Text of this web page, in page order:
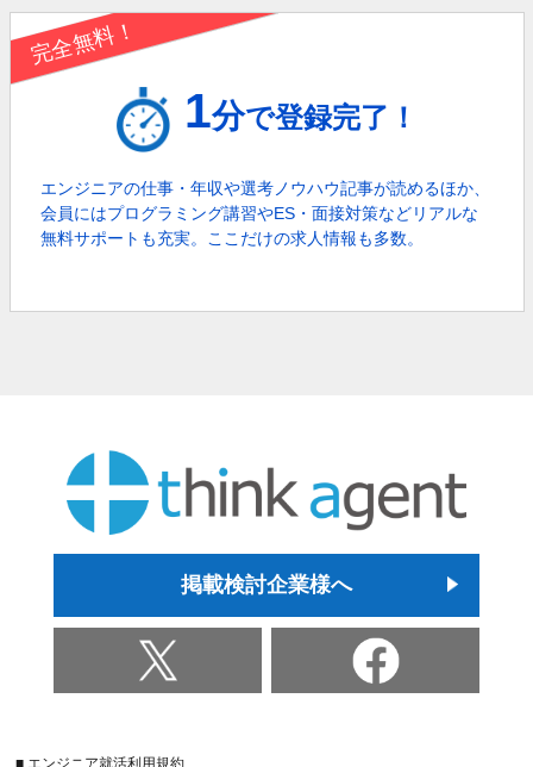
完全無料！
1分で登録完了！
エンジニアの仕事・年収や選考ノウハウ記事が読めるほか、
会員にはプログラミング講習やES・面接対策などリアルな
無料サポートも充実。 ここだけの求人情報も多数。
掲載検討企業様へ